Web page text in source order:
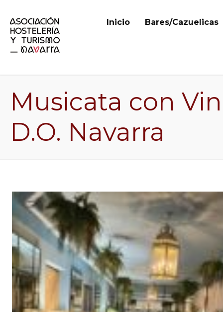
Inicio Bares/Cazuelicas
Musicata con
D.O. Navarra